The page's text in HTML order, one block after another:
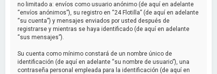
no limitado a: envíos como usuario anónimo (de aquí en adelante
“envíos anónimos”), su registro en “24 Flotilla” (de aquí en adelante
“su cuenta”) y mensajes enviados por usted después de
registrarse y mientras se haya identificado (de aquí en adelante
“sus mensajes”).
Su cuenta como mínimo constará de un nombre único de
identificación (de aquí en adelante “su nombre de usuario”), una
contraseña personal empleada para la identificación (de aquí en